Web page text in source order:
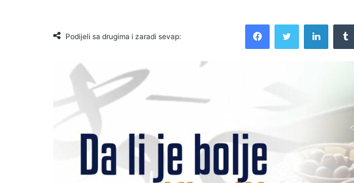
Podijeli sa drugima i zaradi sevap: